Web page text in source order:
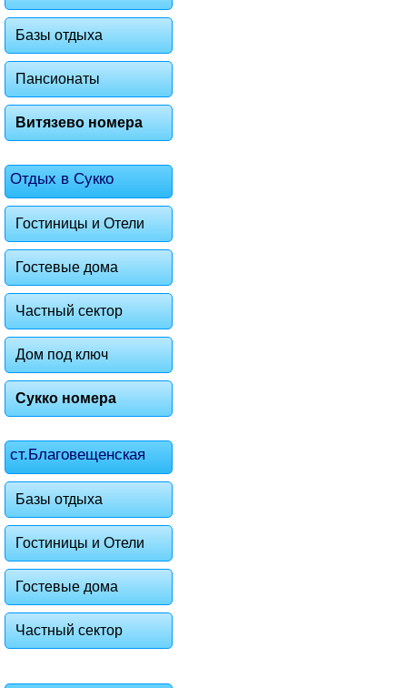
Базы отдыха
Пансионаты
Витязево номера
Отдых в Сукко
Гостиницы и Отели
Гостевые дома
Частный сектор
Дом под ключ
Сукко номера
ст.Благовещенская
Базы отдыха
Гостиницы и Отели
Гостевые дома
Частный сектор